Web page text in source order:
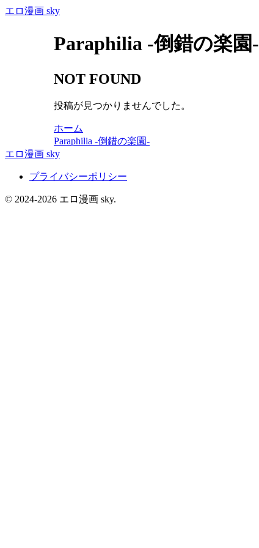
エロ漫画 sky
Paraphilia -倒錯の楽園-
NOT FOUND
投稿が見つかりませんでした。
ホーム
Paraphilia -倒錯の楽園-
エロ漫画 sky
プライバシーポリシー
© 2024-2026 エロ漫画 sky.